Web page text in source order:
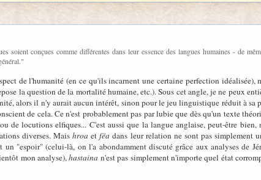
soient conçues comme différentes dans leur essence des langues humaines - de
de l'humanité (en ce qu'ils incarnent une certaine perfection
la question de la mortalité humaine, etc.). Sous cet angle, je ne peux
alors il n'y aurait aucun intérêt, sinon pour le jeu linguistique réduit à sa
de cela. Ce n'est probablement pas par lubie que dès qu'un texte
de locutions elfiques... C'est aussi que la langue anglaise, peut-être
diverses. Maishroa etfëa dans leur relation ne sont pas simplement
un "espoir" (celui-là, on l'a abondamment discuté grâce aux analyses de
mon analyse),hastaina n'est pas simplement n'importe quel état